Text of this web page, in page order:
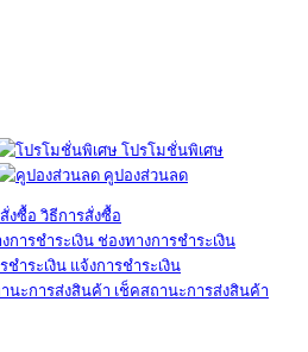
โปรโมชั่นพิเศษ
คูปองส่วนลด
วิธีการสั่งซื้อ
ช่องทางการชำระเงิน
แจ้งการชำระเงิน
เช็คสถานะการส่งสินค้า